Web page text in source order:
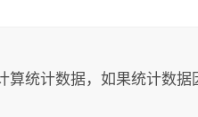
算统计数据，如果统计数